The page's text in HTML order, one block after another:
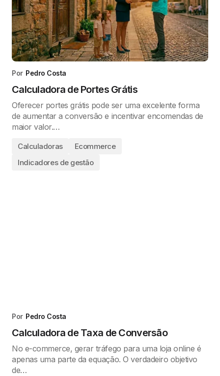
Por Pedro Costa
Calculadora de Portes Grátis
Oferecer portes grátis pode ser uma excelente forma
de aumentar a conversão e incentivar encomendas de
maior valor.…
Calculadoras
Ecommerce
Indicadores de gestão
Por Pedro Costa
Calculadora de Taxa de Conversão
No e-commerce, gerar tráfego para uma loja online é
apenas uma parte da equação. O verdadeiro objetivo
de…